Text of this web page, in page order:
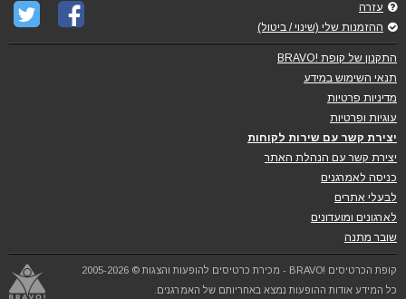
עזרה
ההזמנות שלי (שינוי / ביטול)
התקנון של קופת !BRAVO
תנאי השימוש במידע
מדיניות פרטיות
עוגיות ופרטיות
יצירת קשר עם שירות לקוחות
יצירת קשר עם הנהלת האתר
כניסה לאמרגנים
לבעלי אתרים
לארגונים ומועדונים
שובר מתנה
קופת הכרטיסים !BRAVO - מכירת כרטיסים להופעות והצגות © 2005-2026
כל המידע אודות ההופעות נמצא באחריותם של האמרגנים.